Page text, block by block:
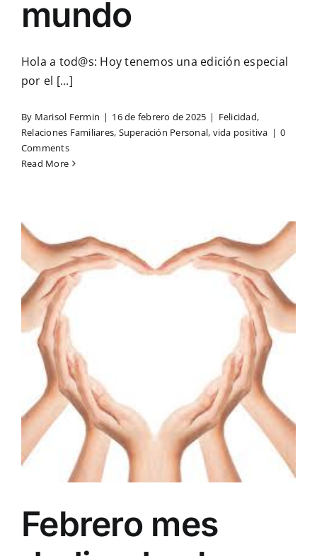
mundo
Hola a tod@s: Hoy tenemos una edición especial
por el [...]
By Marisol Fermin | 16 de febrero de 2025 | Felicidad,
Relaciones Familiares, Superación Personal, vida positiva | 0
Comments
Read More
Febrero mes